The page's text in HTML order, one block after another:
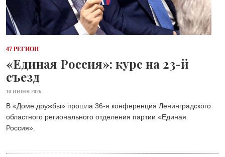
47 РЕГИОН
«Единая Россия»: курс на 23-й
съезд
10 ИЮНЯ 2026
В «Доме дружбы» прошла 36-я конференция Ленинградского
областного регионального отделения партии «Единая
Россия».